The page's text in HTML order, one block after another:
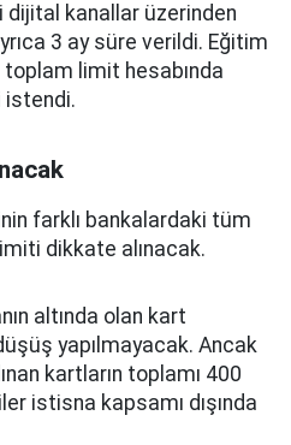
kanallar üzerinden
3 ay süre verildi. Eğitim
toplam limit hesabında
farklı bankalardaki tüm
dikkate alınacak.
altında olan kart
yapılmayacak. Ancak
kartların toplamı 400
istisna kapsamı dışında